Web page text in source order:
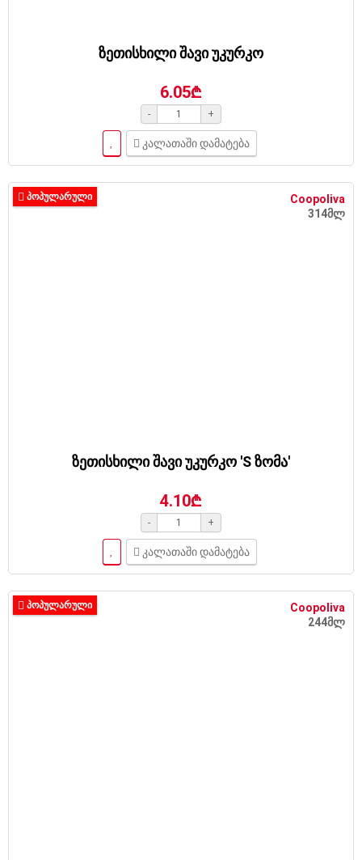
ზეთისხილი შავი უკურკო
6.05₾
- +
კალათაში დამატება
Coopoliva
314მლ
ᲞᲝᲞᲣᲚᲐᲠᲣᲚᲘ
ზეთისხილი შავი უკურკო 'S ზომა'
4.10₾
- +
კალათაში დამატება
Coopoliva
244მლ
ᲞᲝᲞᲣᲚᲐᲠᲣᲚᲘ